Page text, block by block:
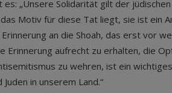
„Unsere Solidarität gilt der
Motiv für diese Tat liegt, sie ist ein
an die Shoah, das erst vor
Erinnerung aufrecht zu erhalten, die
zu wehren, ist ein
Juden in unserem Land.“